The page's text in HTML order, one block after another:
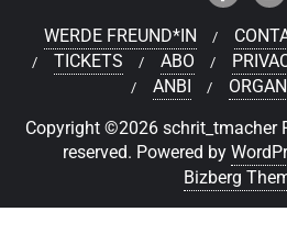
WERDE FREUND*IN
TICKETS
ABO
ANBI
Copyright ©2026 schrit_tmacher
reserved. Powered by
Bizberg